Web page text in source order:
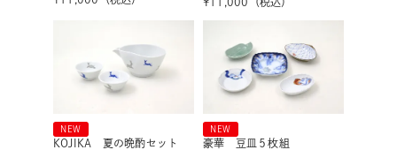
NEW
KOJIKA 夏の晩酌セット
NEW
豪華 豆皿５枚組